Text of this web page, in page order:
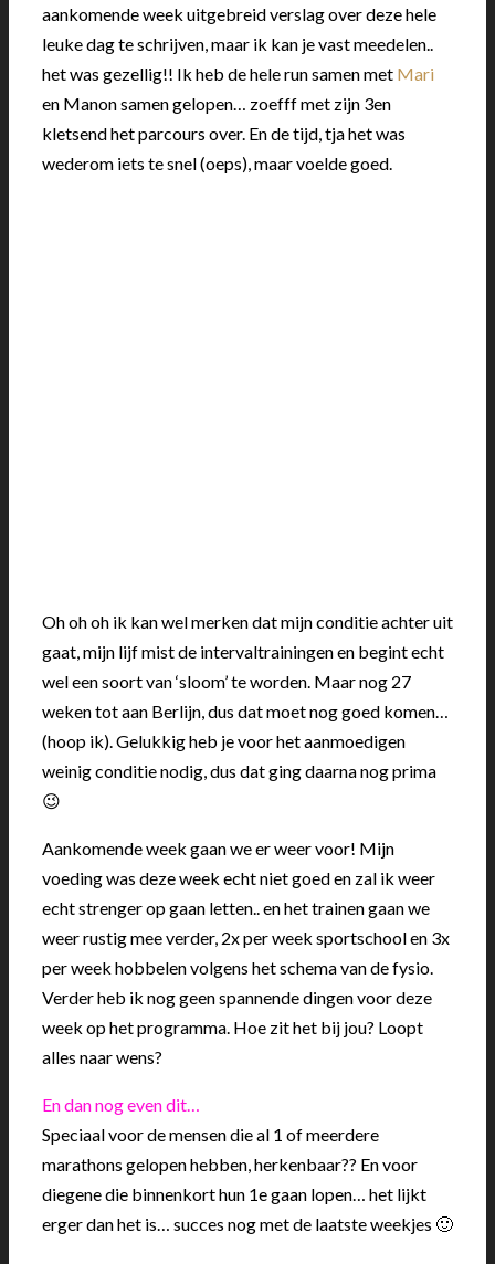
aankomende week uitgebreid verslag over deze hele
leuke dag te schrijven, maar ik kan je vast meedelen..
het was gezellig!! Ik heb de hele run samen met Mari
en Manon samen gelopen… zoefff met zijn 3en
kletsend het parcours over. En de tijd, tja het was
wederom iets te snel (oeps), maar voelde goed.
Oh oh oh ik kan wel merken dat mijn conditie achter uit
gaat, mijn lijf mist de intervaltrainingen en begint echt
wel een soort van ‘sloom’ te worden. Maar nog 27
weken tot aan Berlijn, dus dat moet nog goed komen…
(hoop ik). Gelukkig heb je voor het aanmoedigen
weinig conditie nodig, dus dat ging daarna nog prima
😉
Aankomende week gaan we er weer voor! Mijn
voeding was deze week echt niet goed en zal ik weer
echt strenger op gaan letten.. en het trainen gaan we
weer rustig mee verder, 2x per week sportschool en 3x
per week hobbelen volgens het schema van de fysio.
Verder heb ik nog geen spannende dingen voor deze
week op het programma. Hoe zit het bij jou? Loopt
alles naar wens?
En dan nog even dit…
Speciaal voor de mensen die al 1 of meerdere
marathons gelopen hebben, herkenbaar?? En voor
diegene die binnenkort hun 1e gaan lopen… het lijkt
erger dan het is… succes nog met de laatste weekjes 🙂